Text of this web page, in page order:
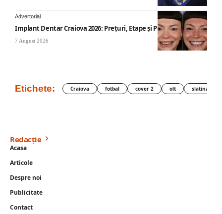
Advertorial
Implant Dentar Craiova 2026: Preţuri, Etape şi Plata în Rate
7 August 2026
Etichete: Craiova fotbal cover 2 olt slatina
Redacție
Acasa
Articole
Despre noi
Publicitate
Contact